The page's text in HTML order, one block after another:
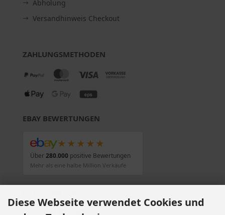
Abholung
Versandhinweis Checkout
ZAHLUNGSMETHODEN
EBAY BEWERTUNGEN
★★★★★
Über280.000 positive Bewertungen
Mehr als eine halbe Million Verkäufe
Diese Webseite verwendet Cookies und